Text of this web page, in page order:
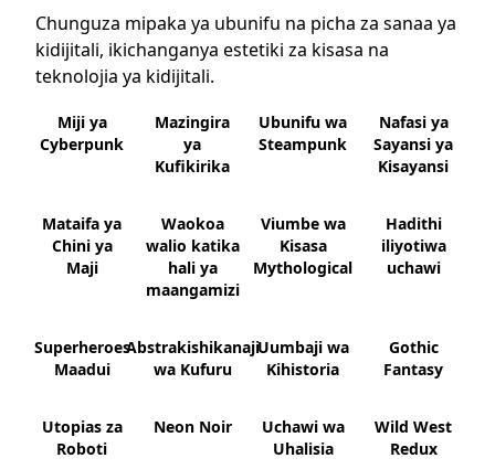
Chunguza mipaka ya ubunifu na picha za sanaa ya
kidijitali, ikichanganya estetiki za kisasa na
teknolojia ya kidijitali.
Miji ya
Cyberpunk
Mazingira
ya
Kufikirika
Ubunifu wa
Steampunk
Nafasi ya
Sayansi ya
Kisayansi
Mataifa ya
Chini ya
Maji
Waokoa
walio katika
hali ya
maangamizi
Viumbe wa
Kisasa
Mythological
Hadithi
iliyotiwa
uchawi
Superheroes
Maadui
Abstrakishikanaji
wa Kufuru
Uumbaji wa
Kihistoria
Gothic
Fantasy
Utopias za
Roboti
Neon Noir
Uchawi wa
Uhalisia
Wild West
Redux